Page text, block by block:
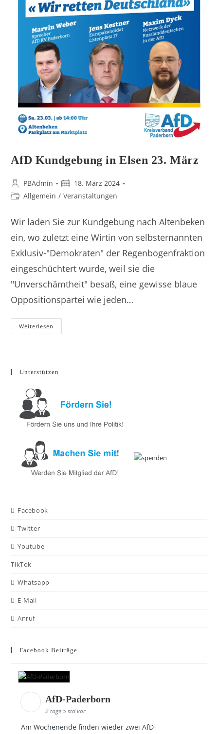
AfD Kundgebung in Elsen 23. März
PBAdmin
18. März 2024
Allgemein / Veranstaltungen
Wir laden Sie zur Kundgebung nach Altenbeken
ein, wo zuletzt eine Wirtin von selbsternannten
Exklusiv-"Demokraten" der Regenbogenfraktion
eingeschüchtert wurde, weil sie die
"Unverschämtheit" besaß, eine gewisse blaue
Oppositionspartei wie jeden…
Weiterlesen
Unterstützen
Facebook
Twitter
Youtube
TikTok
Whatsapp
E-Mail
Anruf
Facebook Beiträge
AfD-Paderborn
2 tage 5 std vor
Am Wochenende finden wieder zwei AfD-